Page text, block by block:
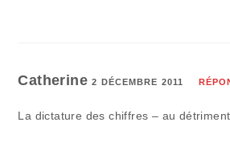
Catherine2 DÉCEMBRE 2011
La dictature des chiffres – au